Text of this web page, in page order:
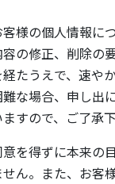
様の個人情報に
の修正、削除の
たうえで、速や
な場合、申し出
すので、ご了承下
を得ずに本来の
ん。また、お客